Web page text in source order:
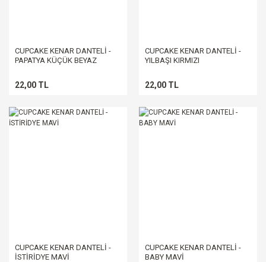
CUPCAKE KENAR DANTELİ -
PAPATYA KÜÇÜK BEYAZ
22,00 TL
CUPCAKE KENAR DANTELİ -
YILBAŞI KIRMIZI
22,00 TL
CUPCAKE KENAR DANTELİ -
İSTİRİDYE MAVİ
CUPCAKE KENAR DANTELİ -
BABY MAVİ